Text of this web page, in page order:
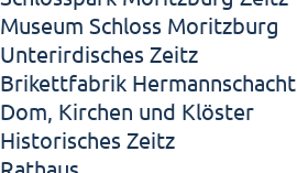
Museum Schloss Moritzburg
Unterirdisches Zeitz
Brikettfabrik Hermannschacht
Dom, Kirchen und Klöster
Historisches Zeitz